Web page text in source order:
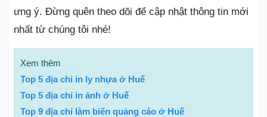
ưng ý. Đừng quên theo dõi để cập nhật thông tin mới
nhất từ chúng tôi nhé!
Xem thêm
Top 5 địa chỉ in ly nhựa ở Huế
Top 5 địa chỉ in ảnh ở Huế
Top 9 địa chỉ làm biển quảng cáo ở Huế